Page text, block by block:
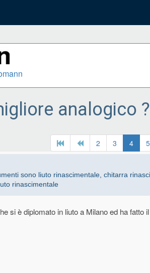
analogico ?
2 3 4 5
sono liuto rinascimentale, chitarra
rinascimentale
si è diplomato in liuto a Milano ed ha fatto